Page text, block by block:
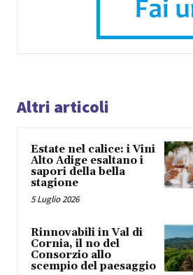
Altri articoli
Estate nel calice: i Vini
Alto Adige esaltano i
sapori della bella
stagione
5 Luglio 2026
Rinnovabili in Val di
Cornia, il no del
Consorzio allo
scempio del paesaggio